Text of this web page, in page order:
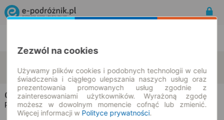
07.08.2026 | -- : --
zmień kryteria
Champion Travelna trasie Blaufelden → Ulm
Rozkład jazdy i bilety |Wszyscy przewoźnicy
Zezwól na cookies
Używamy plików cookies i podobnych technologii w celu
świadczenia i ciągłego ulepszania naszych usług oraz
prezentowania promowanych usług zgodnie z
zainteresowaniami użytkowników. Wyrażoną zgodę
możesz w dowolnym momencie cofnąć lub zmienić.
Więcej informacji w Polityce prywatności.